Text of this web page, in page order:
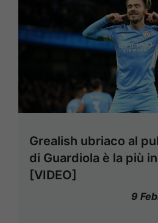
Grealish ubriaco al
di Guardiola è la più
[VIDEO]
9